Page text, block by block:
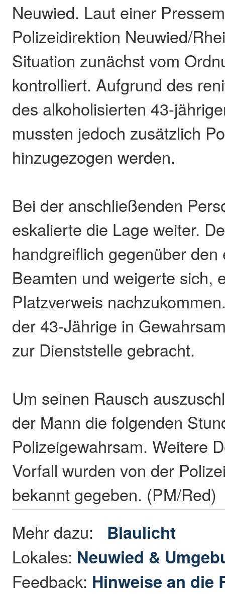
Neuwied. Laut einer
Polizeidirektion Neuwied/
Situation zunächst vom
kontrolliert. Aufgrund des
des alkoholisierten 43-
mussten jedoch zusätzlich
hinzugezogen werden.
Bei der anschließenden
eskalierte die Lage weiter.
handgreiflich gegenüber den
Beamten und weigerte sich,
Platzverweis
der 43-Jährige in
zur Dienststelle gebracht.
Um seinen Rausch
der Mann die folgenden
Polizeigewahrsam. Weitere
Vorfall wurden von der
bekannt gegeben. (PM/Red)
Mehr dazu: Blaulicht
Lokales: Neuwied &
Feedback: Hinweise an die